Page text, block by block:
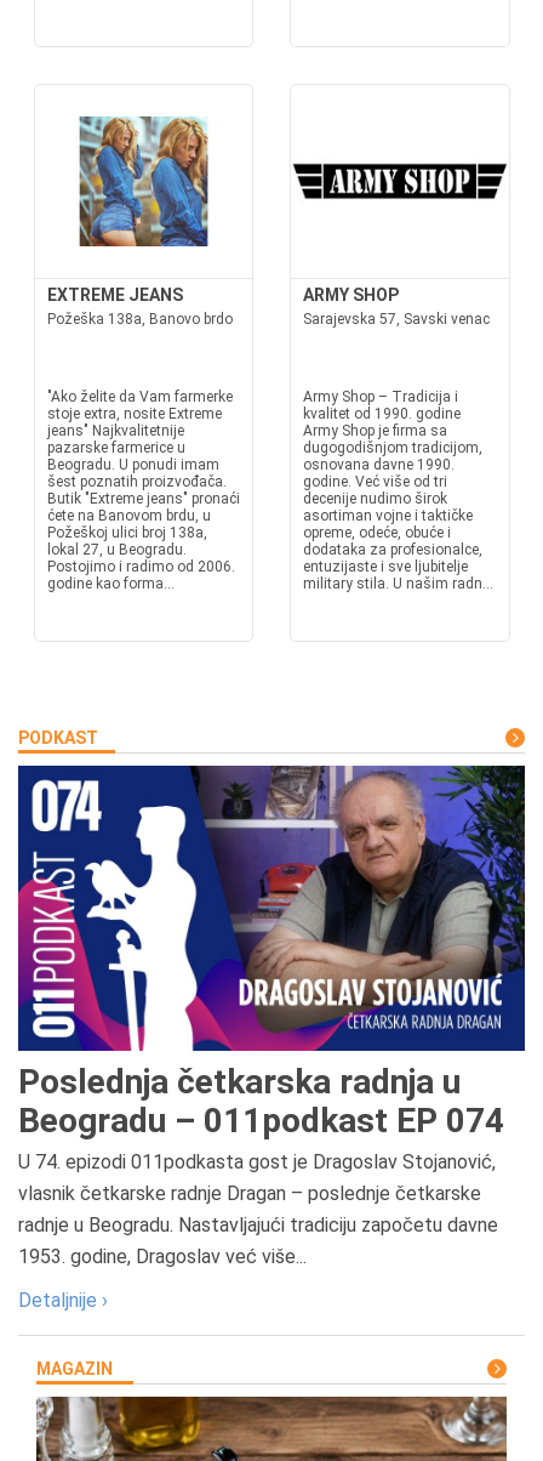
EXTREME JEANS
Požeška 138a, Banovo brdo
"Ako želite da Vam farmerke
stoje extra, nosite Extreme
jeans" Najkvalitetnije
pazarske farmerice u
Beogradu. U ponudi imam
šest poznatih proizvođača.
Butik "Extreme jeans" pronaći
ćete na Banovom brdu, u
Požeškoj ulici broj 138a,
lokal 27, u Beogradu.
Postojimo i radimo od 2006.
godine kao forma...
ARMY SHOP
Sarajevska 57, Savski venac
Army Shop – Tradicija i
kvalitet od 1990. godine
Army Shop je firma sa
dugogodišnjom tradicijom,
osnovana davne 1990.
godine. Već više od tri
decenije nudimo širok
asortiman vojne i taktičke
opreme, odeće, obuće i
dodataka za profesionalce,
entuzijaste i sve ljubitelje
military stila. U našim radn...
PODKAST
Poslednja četkarska radnja u
Beogradu – 011podkast EP 074
U 74. epizodi 011podkasta gost je Dragoslav Stojanović,
vlasnik četkarske radnje Dragan – poslednje četkarske
radnje u Beogradu. Nastavljajući tradiciju započetu davne
1953. godine, Dragoslav već više...
Detaljnije ›
MAGAZIN